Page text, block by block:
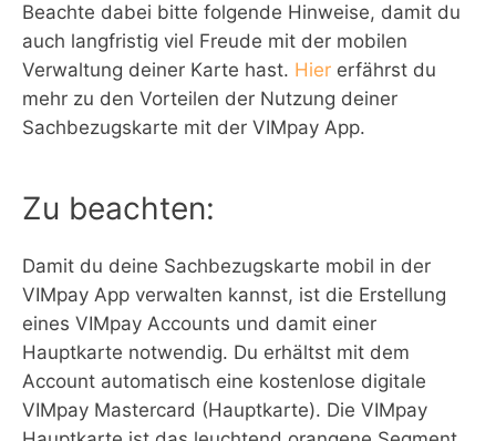
Beachte dabei bitte folgende Hinweise, damit du
auch langfristig viel Freude mit der mobilen
Verwaltung deiner Karte hast. Hier erfährst du
mehr zu den Vorteilen der Nutzung deiner
Sachbezugskarte mit der VIMpay App.
Zu beachten:
Damit du deine Sachbezugskarte mobil in der
VIMpay App verwalten kannst, ist die Erstellung
eines VIMpay Accounts und damit einer
Hauptkarte notwendig. Du erhältst mit dem
Account automatisch eine kostenlose digitale
VIMpay Mastercard (Hauptkarte). Die VIMpay